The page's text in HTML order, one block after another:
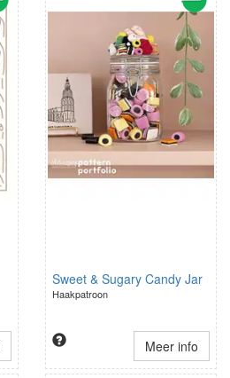
Sweet & Sugary Candy Jar
Haakpatroon
Meer info